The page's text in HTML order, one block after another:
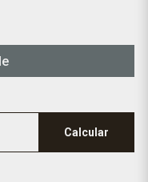
Calcular